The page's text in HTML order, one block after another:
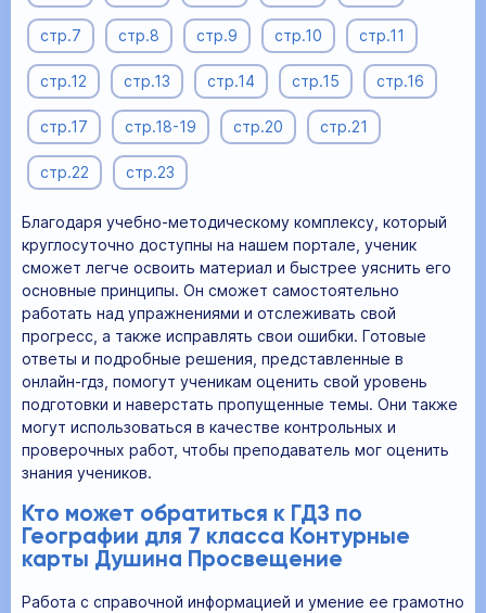
стр.7 стр.8 стр.9 стр.10 стр.11
стр.12 стр.13 стр.14 стр.15 стр.16
стр.17 стр.18-19 стр.20 стр.21
стр.22 стр.23
Благодаря учебно-методическому комплексу, который
круглосуточно доступны на нашем портале, ученик
сможет легче освоить материал и быстрее уяснить его
основные принципы. Он сможет самостоятельно
работать над упражнениями и отслеживать свой
прогресс, а также исправлять свои ошибки. Готовые
ответы и подробные решения, представленные в
онлайн-гдз, помогут ученикам оценить свой уровень
подготовки и наверстать пропущенные темы. Они также
могут использоваться в качестве контрольных и
проверочных работ, чтобы преподаватель мог оценить
знания учеников.
Кто может обратиться к ГДЗ по
Географии для 7 класса Контурные
карты Душина Просвещение
Работа с справочной информацией и умение ее грамотно